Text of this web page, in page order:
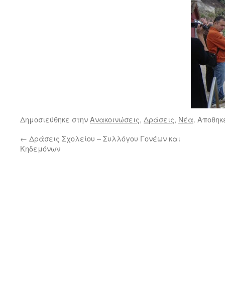
Δημοσιεύθηκε στηνΑνακοινώσεις, Δράσεις, Νέα.
← Δράσεις Σχολείου – Συλλόγου Γονέων και
Κηδεμόνων